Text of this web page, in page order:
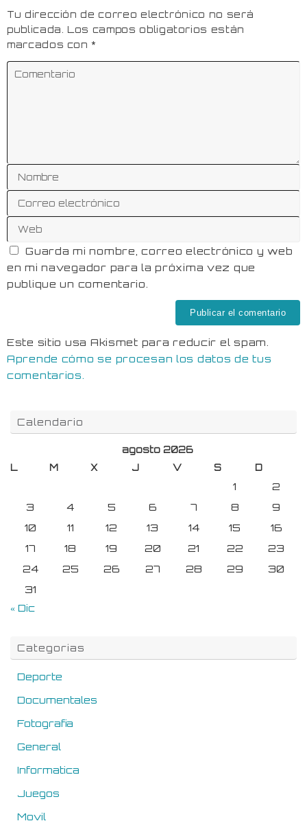
Tu dirección de correo electrónico no será
publicada.
Los campos obligatorios están
marcados con*
Guarda mi nombre, correo electrónico y web
en mi navegador para la próxima vez que
publique un comentario.
Este sitio usa Akismet para reducir el spam.
Aprende cómo se procesan los datos de tus
comentarios.
Calendario
agosto 2026
L
M X J V S D
1
2
3
4 5 6 7 8
9
10
11 12 13 14 15
16
17
18 19 20 21 22
23
24
25 26 27 28 29
30
31
« Dic
Categorias
Deporte
Documentales
Fotografia
General
Informatica
Juegos
Movil